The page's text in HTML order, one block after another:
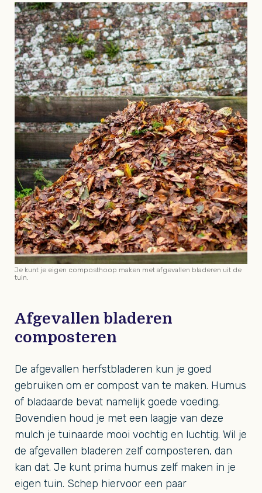
Afgevallen bladeren
composteren
De afgevallen herfstbladeren kun je goed
gebruiken om er compost van te maken. Humus
of bladaarde bevat namelijk goede voeding.
Bovendien houd je met een laagje van deze
mulch je tuinaarde mooi vochtig en luchtig. Wil je
de afgevallen bladeren zelf composteren, dan
kan dat. Je kunt prima humus zelf maken in je
eigen tuin. Schep hiervoor een paar
Je kunt je eigen composthoop maken met afgevallen bladeren uit de
tuin.